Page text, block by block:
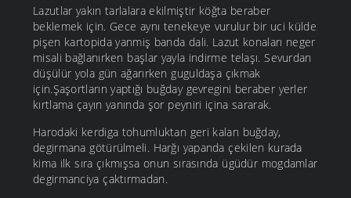
Lazutlar yakın tarlalara ekilmiştir köğta beraber
beklemek için. Gece aynı tenekeye vurulur bir uci külde
pişen kartopida yanmiş banda dali. Lazut konaları neger
misali bağlanırken başlar yayla indirme telaşı. Sevurdan
düşülür yola gün ağarırken guguldaşa çıkmak
için.Şaşortların yaptığı buğday gevregini beraber yerler
kırtlama çayın yanında şor peyniri içina sararak.
Harodaki kerdiga tohumluktan geri kalan buğday,
degirmana götürülmeli. Harğı yapanda çekilen kurada
kima ilk sıra çıkmışsa onun sırasında ügüdür mogdamlar
degirmanciya çaktırmadan.